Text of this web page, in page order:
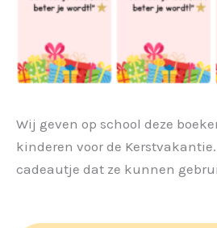
Wij geven op school deze
kinderen voor de
cadeautje dat ze kunnen